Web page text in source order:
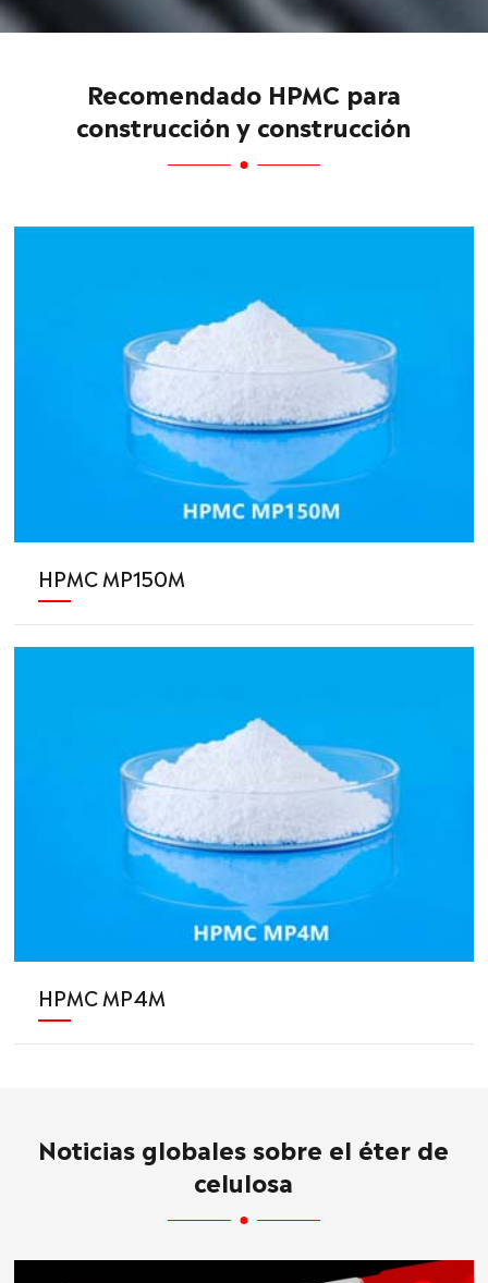
Recomendado HPMC para
construcción y construcción
HPMC MP150M
HPMC MP4M
Noticias globales sobre el éter de
celulosa